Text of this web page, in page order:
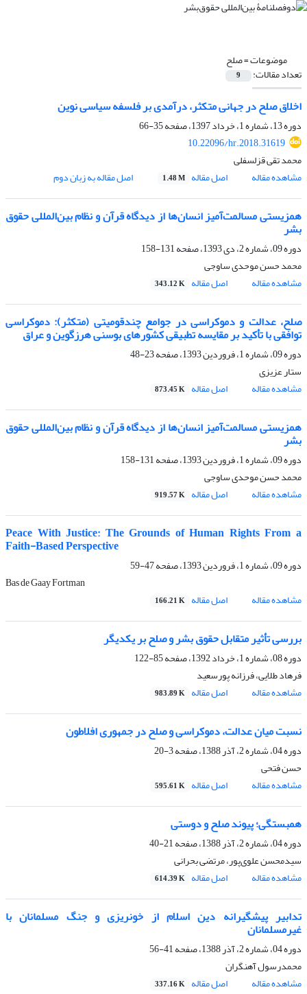
موضوعات =صلح
تعداد مقالات: 9
اخلاق صلح در جهانی متکثر، درآمدی بر فلسفه سیاسی نوین
دوره 13، شماره 1، خرداد 1397، صفحه
35-66
10.22096/hr.2018.31619
محمد تقی قزلسفلی
مشاهده مقاله
اصل مقاله 1.48 M اصل مقاله به زبان دوم
همزیستی مسالمت‌آمیز انسان‌ها از دیدگاه قرآن و نظام بین‌المللی حقوق
بشر
دوره 09، شماره 2، دی 1393، صفحه
131-158
محمد حسن موحدی ساوجی
مشاهده مقاله
اصل مقاله 343.12 K
صلح، عدالت و دموکراسی در جوامع چندقومیتی (متکثر): دموکراسی
توافقی با تأکید بر مقایسه تطبیقی کشورهای بوسنی هرزگوین و عراق
دوره 09، شماره 1، فروردین 1393، صفحه
23-48
ستار عزیزی
مشاهده مقاله
اصل مقاله 873.45 K
همزیستی مسالمت‌آمیز انسان‌ها از دیدگاه قرآن و نظام بین‌المللی حقوق
بشر
دوره 09، شماره 1، فروردین 1393، صفحه
131-158
محمد حسن موحدی ساوجی
مشاهده مقاله
اصل مقاله 919.57 K
Peace With Justice: The Grounds of Human Rights From a
Faith-Based Perspective
دوره 09، شماره 1، فروردین 1393، صفحه
47-59
Bas de Gaay Fortman
مشاهده مقاله
اصل مقاله 166.21 K
بررسی تأثیر متقابل حقوق بشر و صلح بر یکدیگر
دوره 08، شماره 1، خرداد 1392، صفحه
85-122
فرهاد طلایی، فرزانه پورسعید
مشاهده مقاله
اصل مقاله 983.89 K
نسبت میان عدالت، دموکراسی و صلح در جمهوری افلاطون
دوره 04، شماره 2، آذر 1388، صفحه
3-20
حسن فتحی
مشاهده مقاله
اصل مقاله 595.61 K
همبستگی؛ پیوند صلح و دوستی
دوره 04، شماره 2، آذر 1388، صفحه
21-40
سیدمحسن علوی‌پور، مرتضی بحرانی
مشاهده مقاله
اصل مقاله 614.39 K
تدابیر پیشگیرانه دین اسلام از خونریزی و جنگ مسلمانان با
غیرمسلمانان
دوره 04، شماره 2، آذر 1388، صفحه
41-56
محمدرسول آهنگران
مشاهده مقاله
اصل مقاله 337.16 K